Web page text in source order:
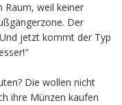
Raum, weil keiner
Der
jetzt kommt der Typ
Die wollen nicht
ihre Münzen kaufen